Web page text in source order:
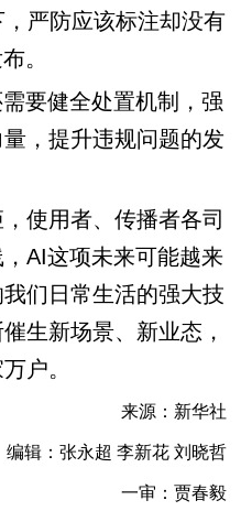
，严防应该标注却没有
。
要健全处置机制，强
，提升违规问题的发
用者、传播者各司
AI这项未来可能越来
们日常生活的强大技
生新场景、新业态，
户。
来源：新华社
编辑：张永超 李新花 刘晓哲
一审：贾春毅